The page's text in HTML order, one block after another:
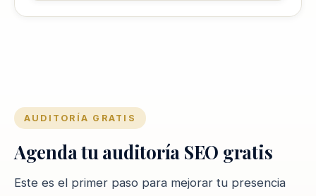
AUDITORÍA GRATIS
Agenda tu auditoría SEO gratis
Este es el primer paso para mejorar tu presencia